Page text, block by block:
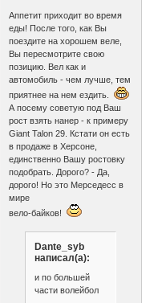
Аппетит приходит во время
еды! После того, как Вы
поездите на хорошем веле,
Вы пересмотрите свою
позицию. Вел как и
автомобиль - чем лучше, тем
приятнее на нем ездить.
А посему советую под Ваш
рост взять нанер - к примеру
Giant Talon 29. Кстати он есть
в продаже в Херсоне,
единственно Вашу ростовку
подобрать. Дорого? - Да,
дорого! Но это Мерседесс в
мире
вело-байков!
Dante_syb
написал(а):
и по большей
части волейбол